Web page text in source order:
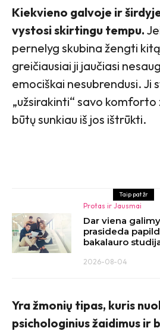
Kiekvieno galvoje ir
vystosi skirtingu tempu.
pernelyg skubina žengti
greičiausiai ji jaučiasi
emociškai nesubrendusi. Ji
„užsirakinti“ savo
būtų sunkiau iš jos ištrūkti.
Taip pat žr
Protas ir Jausmai
Dar viena
prasideda
bakalauro
2026-08-04
Yra žmonių tipas, kuris
psichologinius žaidimus ir